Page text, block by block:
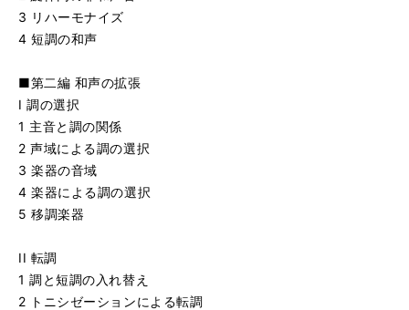
3 リハーモナイズ
4 短調の和声
■第二編 和声の拡張
I 調の選択
1 主音と調の関係
2 声域による調の選択
3 楽器の音域
4 楽器による調の選択
5 移調楽器
II 転調
1 調と短調の入れ替え
2 トニシゼーションによる転調